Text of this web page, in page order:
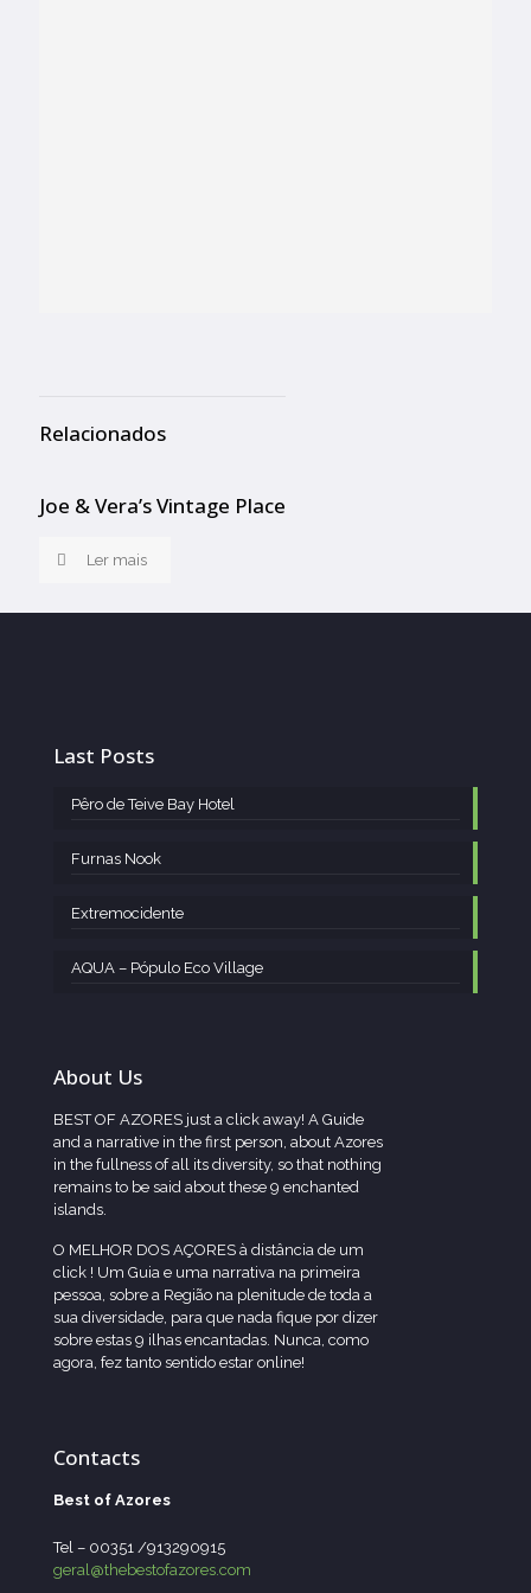
Relacionados
Joe & Vera’s Vintage Place
Ler mais
Last Posts
Pêro de Teive Bay Hotel
Furnas Nook
Extremocidente
AQUA – Pópulo Eco Village
About Us
BEST OF AZORES just a click away! A Guide
and a narrative in the first person, about Azores
in the fullness of all its diversity, so that nothing
remains to be said about these 9 enchanted
islands.
O MELHOR DOS AÇORES à distância de um
click ! Um Guia e uma narrativa na primeira
pessoa, sobre a Região na plenitude de toda a
sua diversidade, para que nada fique por dizer
sobre estas 9 ilhas encantadas. Nunca, como
agora, fez tanto sentido estar online!
Contacts
Best of Azores
Tel – 00351 /913290915
geral@thebestofazores.com